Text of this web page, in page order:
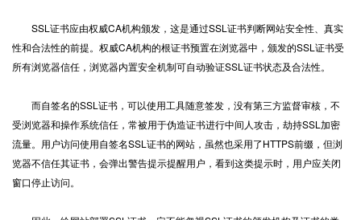
SSL证书应由权威CA机构颁发，这是通过SSL证书判断网站安全性、真实
性和合法性的前提。权威CA机构的根证书预置在浏览器中，颁发的SSL证书受
所有浏览器信任，浏览器内置安全机制可自动验证SSL证书状态及合法性。
而自签名的SSL证书，可以使用工具随意签发，没有第三方监督审核，不
受浏览器和操作系统信任，常被用于伪造证书进行中间人攻击，劫持SSL加密
流量。用户访问使用自签名SSL证书的网站，虽然也采用了HTTPS前缀，但浏
览器不信任其证书，会弹出警告提示提醒用户，看到这类提示时，用户应关闭
窗口停止访问。